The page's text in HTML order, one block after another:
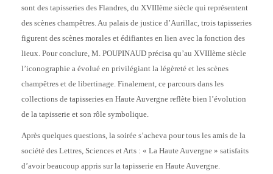
sont des tapisseries des Flandres, du XVIIIème siècle qui représentent
des scènes champêtres. Au palais de justice d’Aurillac, trois tapisseries
figurent des scènes morales et édifiantes en lien avec la fonction des
lieux. Pour conclure, M. POUPINAUD précisa qu’au XVIIIème siècle
l’iconographie a évolué en privilégiant la légèreté et les scènes
champêtres et de libertinage. Finalement, ce parcours dans les
collections de tapisseries en Haute Auvergne reflète bien l’évolution
de la tapisserie et son rôle symbolique.
Après quelques questions, la soirée s’acheva pour tous les amis de la
société des Lettres, Sciences et Arts : « La Haute Auvergne » satisfaits
d’avoir beaucoup appris sur la tapisserie en Haute Auvergne.